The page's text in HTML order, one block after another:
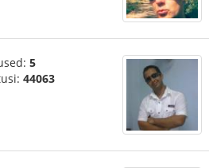
5
44063